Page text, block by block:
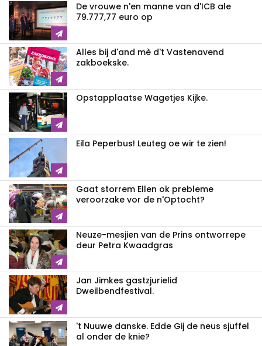
De vrouwe n'en manne van d'ICB ale
79.777,77 euro op
Alles bij d'and mè d't Vastenavend
zakboekske.
Opstapplaatse Wagetjes Kijke.
Eila Peperbus! Leuteg oe wir te zien!
Gaat storrem Ellen ok prebleme
veroorzake vor de n'Optocht?
Neuze-mesjien van de Prins ontworrepe
deur Petra Kwaadgras
Jan Jimkes gastzjurielid
Dweilbendfestival.
't Nuuwe danske. Edde Gij de neus sjuffel
al onder de knie?